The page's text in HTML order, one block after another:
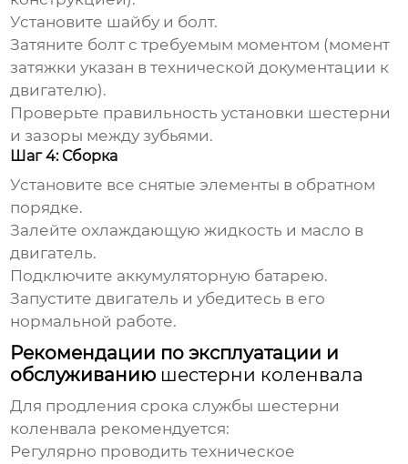
Установите шайбу и болт.
Затяните болт с требуемым моментом (момент
затяжки указан в технической документации к
двигателю).
Проверьте правильность установки шестерни
и зазоры между зубьями.
Шаг 4: Сборка
Установите все снятые элементы в обратном
порядке.
Залейте охлаждающую жидкость и масло в
двигатель.
Подключите аккумуляторную батарею.
Запустите двигатель и убедитесь в его
нормальной работе.
Рекомендации по эксплуатации и
обслуживанию шестерни коленвала
Для продления срока службы шестерни
коленвала рекомендуется:
Регулярно проводить техническое